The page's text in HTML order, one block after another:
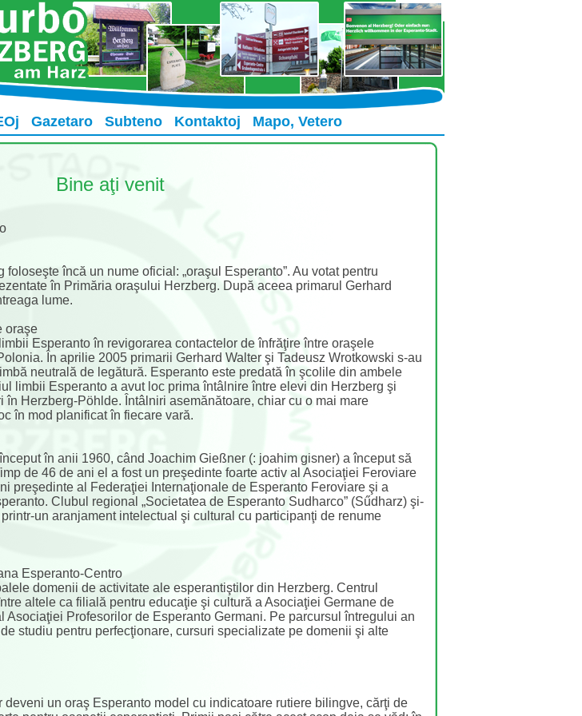
Gazetaro Subteno Kontaktoj Mapo, Vetero
Bine aţi venit
încă un nume oficial: „oraşul Esperanto”. Au votat pentru
în Primăria oraşului Herzberg. După aceea primarul Gerhard
lume.
oraşe
Esperanto în revigorarea contactelor de înfrăţire între oraşele
În aprilie 2005 primarii Gerhard Walter şi Tadeusz Wrotkowski s-au
neutrală de legătură. Esperanto este predată în şcolile din ambele
limbii Esperanto a avut loc prima întâlnire între elevi din Herzberg şi
în Herzberg-Pöhlde. Întâlniri asemănătoare, chiar cu o mai mare
în mod planificat în fiecare vară.
în anii 1960, când Joachim Gießner (: joahim gisner) a început să
de 46 de ani el a fost un preşedinte foarte activ al Asociaţiei Feroviare
preşedinte al Federaţiei Internaţionale de Esperanto Feroviare şi a
Clubul regional „Societatea de Esperanto Sudharco” (Sűdharz) şi-
un aranjament intelectual şi cultural cu participanţi de renume
Esperanto-Centro
domenii de activitate ale esperantiştilor din Herzberg. Centrul
altele ca filială pentru educaţie şi cultură a Asociaţiei Germane de
Asociaţiei Profesorilor de Esperanto Germani. Pe parcursul întregului an
studiu pentru perfecţionare, cursuri specializate pe domenii şi alte
un oraş Esperanto model cu indicatoare rutiere bilingve, cărţi de